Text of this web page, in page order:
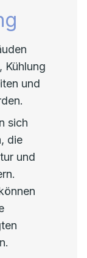
Kühlung
und
sich
die
und